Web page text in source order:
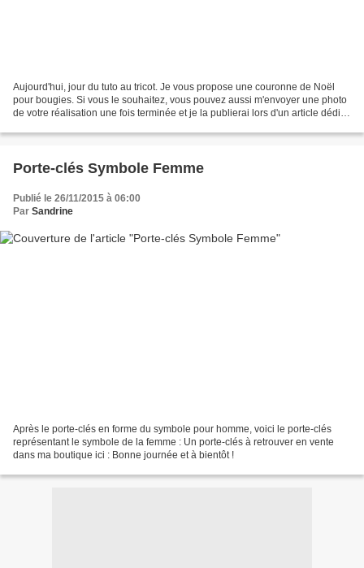
Aujourd'hui, jour du tuto au tricot. Je vous propose une couronne de Noël
pour bougies. Si vous le souhaitez, vous pouvez aussi m'envoyer une photo
de votre réalisation une fois terminée et je la publierai lors d'un article dédié
Porte-clés Symbole Femme
Publié le 26/11/2015 à 06:00
Par Sandrine
Après le porte-clés en forme du symbole pour homme, voici le porte-clés
représentant le symbole de la femme : Un porte-clés à retrouver en vente
dans ma boutique ici : Bonne journée et à bientôt !